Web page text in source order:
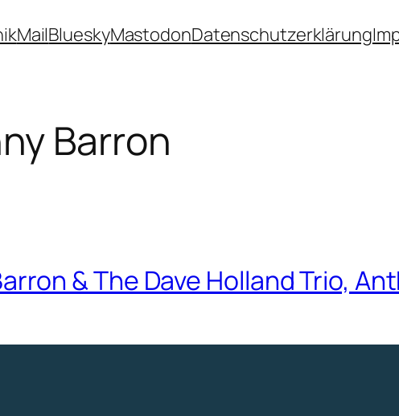
MailBlueskyMastodonDatenschutzerklärung
Barron
& The Dave Holland Trio,